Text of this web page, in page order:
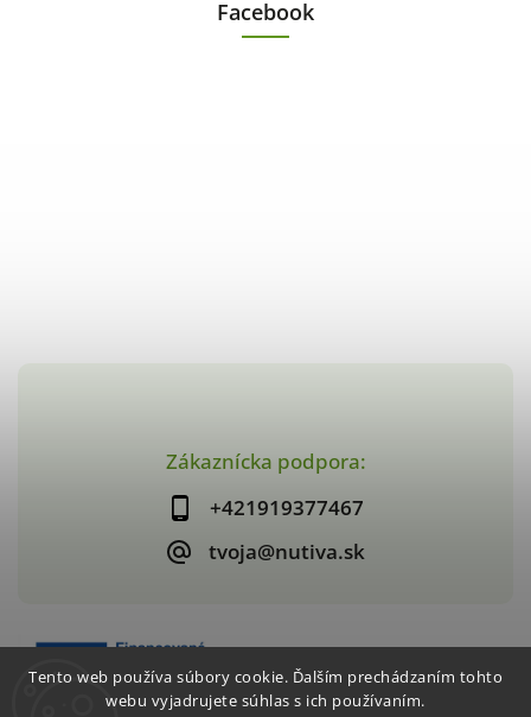
Tento web používa súbory cookie. Ďalším prechádzaním tohto
webu vyjadrujete súhlas s ich používaním.
Zákaznícka podpora:
+421919377467
tvoja@nutiva.sk
Facebook